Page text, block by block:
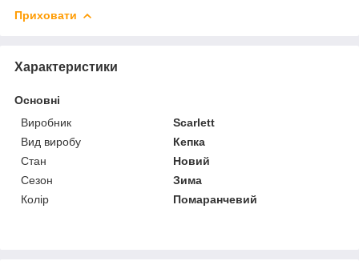
Приховати
Характеристики
Основні
Виробник
Scarlett
Вид виробу
Кепка
Стан
Новий
Сезон
Зима
Колір
Помаранчевий